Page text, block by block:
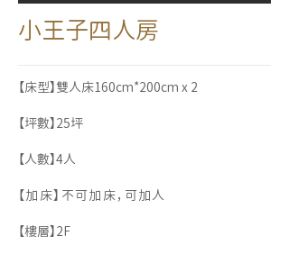
小王子四人房
【床型】雙人床160cm*200cm x 2
【坪數】25坪
【人數】4人
【加床】不可加床，可加人
【樓層】2F